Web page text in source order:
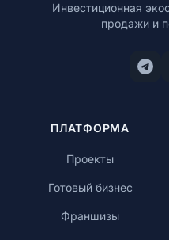
Инвестиционная
продажи и
ПЛАТФОРМА
Проекты
Готовый бизнес
Франшизы